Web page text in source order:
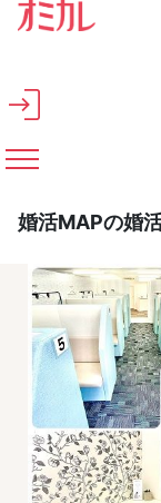
メインコンテンツへス
婚活MAPの婚